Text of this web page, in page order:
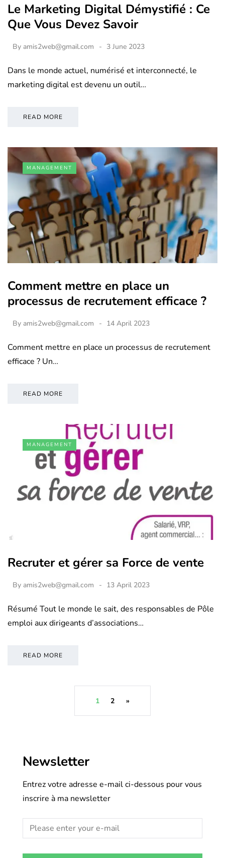
Le Marketing Digital Démystifié : Ce
Que Vous Devez Savoir
By amis2web@gmail.com 3 June 2023
Dans le monde actuel, numérisé et interconnecté, le
marketing digital est devenu un outil…
READ MORE
MANAGEMENT
Comment mettre en place un
processus de recrutement efficace ?
By amis2web@gmail.com 14 April 2023
Comment mettre en place un processus de recrutement
efficace ? Un…
READ MORE
MANAGEMENT
Recruter et gérer sa Force de vente
By amis2web@gmail.com 13 April 2023
Résumé Tout le monde le sait, des responsables de Pôle
emploi aux dirigeants d’associations…
READ MORE
1 2 »
Newsletter
Entrez votre adresse e-mail ci-dessous pour vous
inscrire à ma newsletter